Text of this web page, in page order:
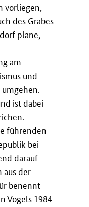
vorliegen,
des Grabes
plane,
am
und
ist dabei
führenden
bei
darauf
aus der
benennt
Vogels 1984